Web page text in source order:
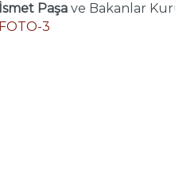
Paşa ve Bakanlar